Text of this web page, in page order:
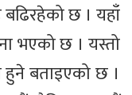
छ । यहाँ
भएको छ । यस्तो
हुने बताइएको छ ।